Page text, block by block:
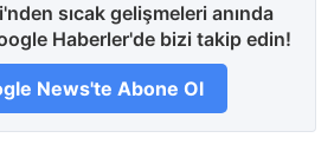
sıcak gelişmeleri anında
Haberler'de bizi takip edin!
News'te Abone Ol